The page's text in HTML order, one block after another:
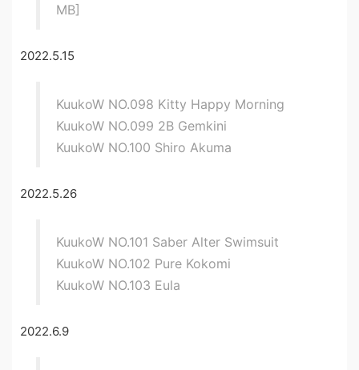
MB]
2022.5.15
KuukoW NO.098 Kitty Happy Morning
KuukoW NO.099 2B Gemkini
KuukoW NO.100 Shiro Akuma
2022.5.26
KuukoW NO.101 Saber Alter Swimsuit
KuukoW NO.102 Pure Kokomi
KuukoW NO.103 Eula
2022.6.9